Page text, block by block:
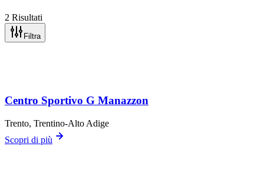
2 Risultati
Filtra
Centro Sportivo G Manazzon
Trento, Trentino-Alto Adige
Scopri di più